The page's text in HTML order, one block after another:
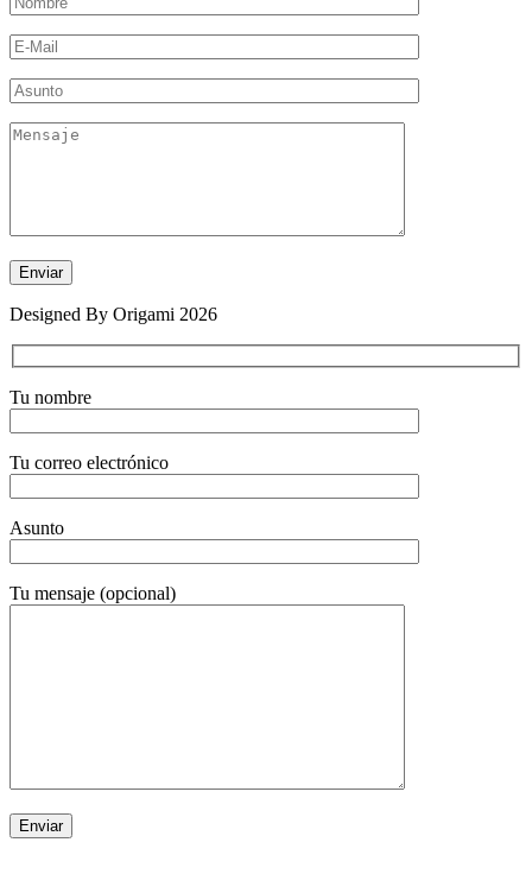
Designed By Origami 2026
Tu nombre
Tu correo electrónico
Asunto
Tu mensaje (opcional)